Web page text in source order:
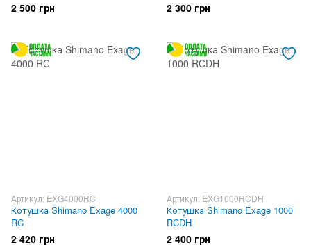
2 500 грн 2 300 грн
Артикул: EXG4000RC
Котушка Shimano Exage 4000
RC
2 420 грн
Артикул: EXG1000RCDH
Котушка Shimano Exage 1000
RCDH
2 400 грн